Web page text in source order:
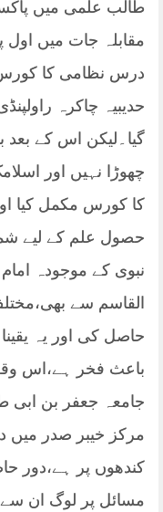
طالب علمی میں
مقابلہ جات میں
درس نظامی کا کورس
حدیبیہ چاکرہ
گیا۔لیکن اس کے بعد
چھوڑا نہیں اور
کا کورس مکمل کیا
حصول علم کے لیے
نبوی کے موجودہ
القاسم سے
حاصل کی اور یہ
باعث فخر ہے،اس
جامعہ جعفر بن ابی
مرکز خیبر صدر میں
کندھوں پر ہے،دور
مسائل پر لوگ ان سے